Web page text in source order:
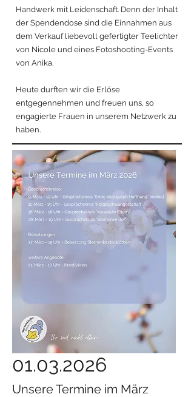
Handwerk mit Leidenschaft. Denn der Inhalt
der Spendendose sind die Einnahmen aus
dem Verkauf liebevoll gefertigter Teelichter
von Nicole und eines Fotoshooting-Events
von Anika.
Heute durften wir die Erlöse
entgegennehmen und freuen uns, so
engagierte Frauen in unserem Netzwerk zu
haben.
01.03.2026
Unsere Termine im März